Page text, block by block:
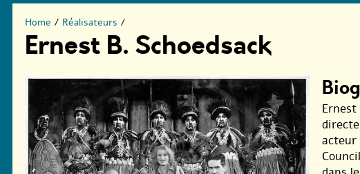
Home / Réalisateurs /
Ernest B. Schoedsack
acteur